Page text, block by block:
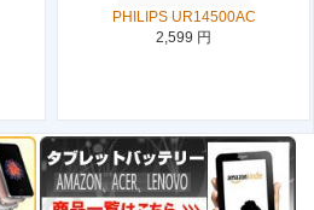
PHILIPS UR14500AC
2,599 円